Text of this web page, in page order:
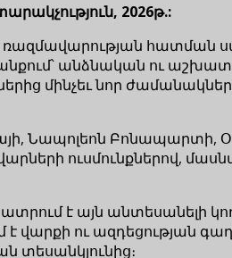
2026թ.:
ռազմավարության հատման
անձնական ու
մինչեւ նոր
Նապոլեոն Բոնապարտի,
ուսմունքներով,
է այն անտեսանելի
վարքի ու ազդեցության
տեսանկյունից։